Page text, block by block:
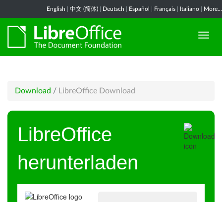
English 中文 (简体) Deutsch Español Français Italiano More...
Download / LibreOffice Download
LibreOffice
herunterladen